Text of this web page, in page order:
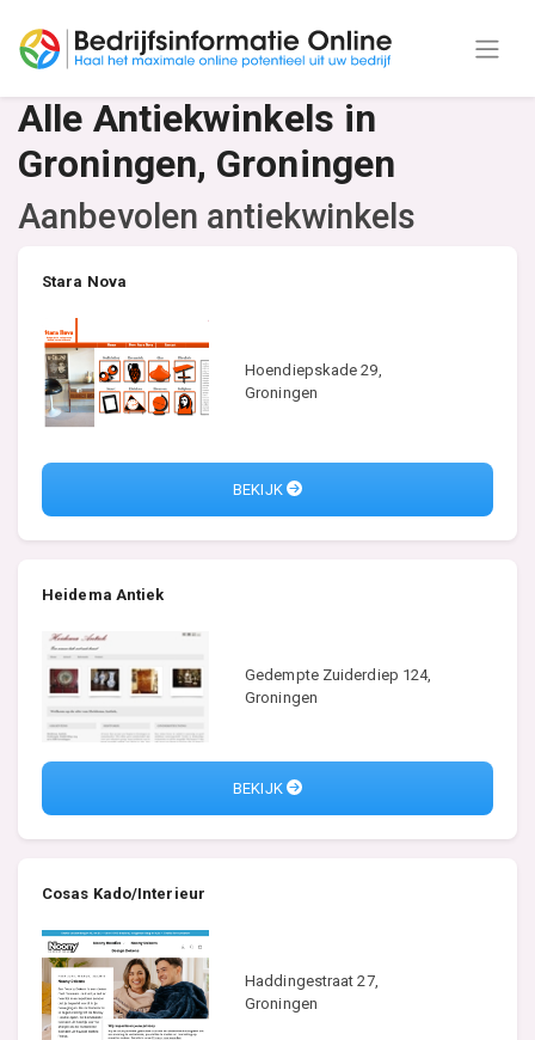
Alle Antiekwinkels in
Groningen, Groningen
Aanbevolen antiekwinkels
Stara Nova
Hoendiepskade 29,
Groningen
BEKIJK
Heidema Antiek
Gedempte Zuiderdiep 124,
Groningen
BEKIJK
Cosas Kado/Interieur
Haddingestraat 27,
Groningen